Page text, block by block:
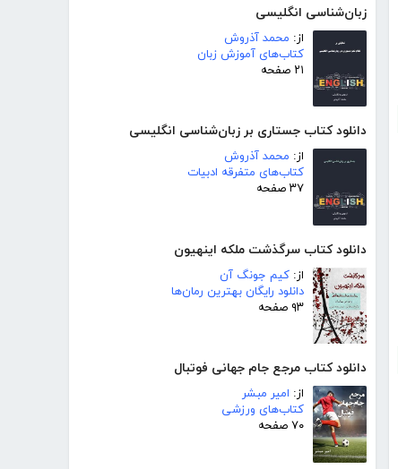
زبان‌شناسی انگلیسی
از: محمد آذروش
کتاب‌های آموزش زبان
۲۱ صفحه
دانلود کتاب جستاری بر زبان‌شناسی انگلیسی
از: محمد آذروش
کتاب‌های متفرقه ادبیات
۳۷ صفحه
دانلود کتاب سرگذشت ملکه اینهیون
از: کیم جونگ آن
دانلود رایگان بهترین رمان‌ها
۹۳ صفحه
دانلود کتاب مرجع جام جهانی فوتبال
از: امیر مبشر
کتاب‌های ورزشی
۷۰ صفحه